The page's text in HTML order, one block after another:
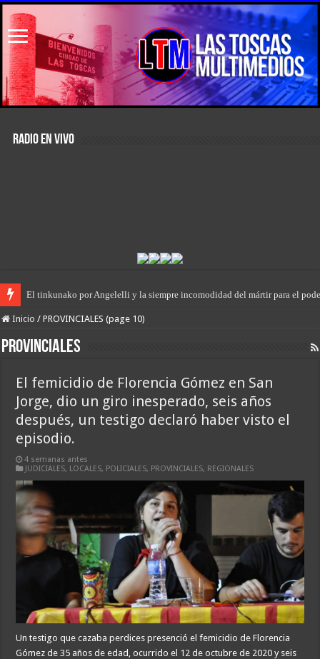
RADIO EN VIVO
El primer encuentro de “Rodanteros del Jaaukanigás”, se presentó en la
Inicio / PROVINCIALES (page 10)
PROVINCIALES
El femicidio de Florencia Gómez en San
Jorge, dio un giro inesperado, seis años
después, un testigo declaró haber visto el
episodio.
4 semanas antes
JUDICIALES, LOCALES, POLICIALES, PROVINCIALES, REGIONALES
Un testigo que cazaba perdices presenció el femicidio de Florencia
Gómez de 35 años de edad, ocurrido el 12 de octubre de 2020 y seis